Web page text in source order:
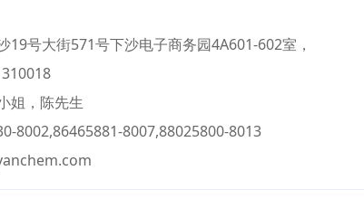
19号大街571号下沙电子商务园4A601-602室，
姐，陈先生
8002,86465881-8007,88025800-8013